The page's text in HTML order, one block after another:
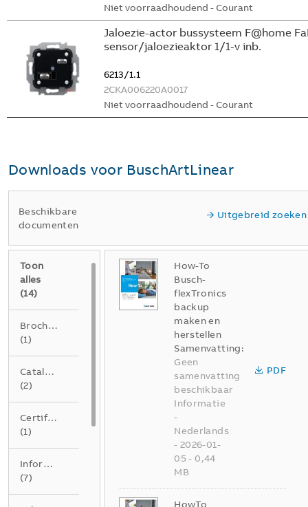
Niet voorraadhoudend - Courant
Jaloezie-actor bussysteem F@home
sensor/jaloezieaktor 1/1-v inb.
6213/1.1
2CKA006220A0017
Niet voorraadhoudend - Courant
Downloads voor BuschArtLinear
Beschikbare
documenten
Uitgebreid zoeken
Toon
alles
(14)
Brochure
(1)
Catalogus
(2)
Certificaat
(1)
Informatie
(7)
How-To
Busch-
flexTronics
backup
maken en
herstellen
Samenvatting:
Geen
samenvatting
beschikbaar
Informatie
-
Nederlands
-2026-01-
05 - 0,44
MB
PDF
HowTo